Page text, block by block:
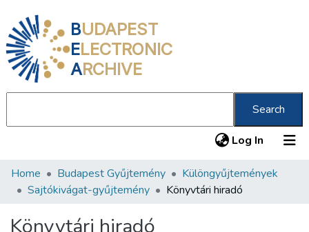
BUDAPEST
ELECTRONIC
ARCHIVE
Search
Log In (current)
Communities & Collections
Home Budapest Gyűjtemény
Különgyűjtemények
Sajtókivágat-gyűjtemény
Könyvtári hiradó
Könyvtári hiradó